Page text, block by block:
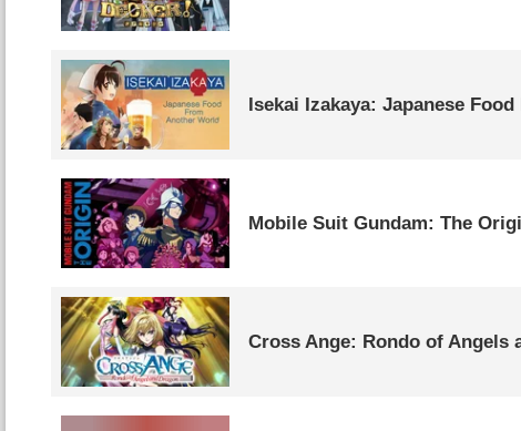
Isekai Izakaya: Japanese
Mobile Suit Gundam: The
Cross Ange: Rondo of Angels